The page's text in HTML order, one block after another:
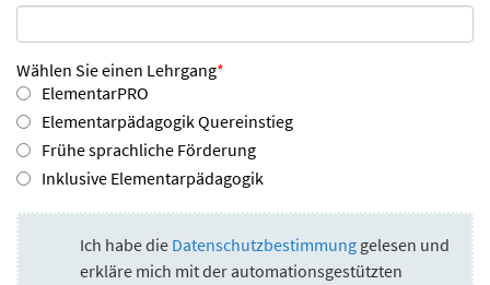
Wählen Sie einen Lehrgang*
ElementarPRO
Elementarpädagogik Quereinstieg
Frühe sprachliche Förderung
Inklusive Elementarpädagogik
Ich habe die Datenschutzbestimmung gelesen und
erkläre mich mit der automationsgestützten